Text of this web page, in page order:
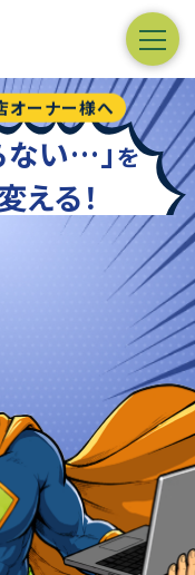
オーナー様へ
い…」 を
える！
している」...